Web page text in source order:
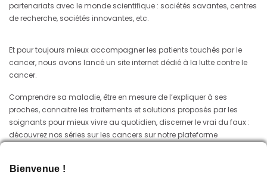
Bienvenue !
partenariats avec le monde scientifique : sociétés savantes, centres
de recherche, sociétés innovantes, etc.
Et pour toujours mieux accompagner les patients touchés par le
cancer, nous avons lancé un site internet dédié à la lutte contre le
cancer.
Comprendre sa maladie, être en mesure de l’expliquer à ses
proches, connaitre les traitements et solutions proposés par les
soignants pour mieux vivre au quotidien, discerner le vrai du faux :
découvrez nos séries sur les cancers sur notre plateforme